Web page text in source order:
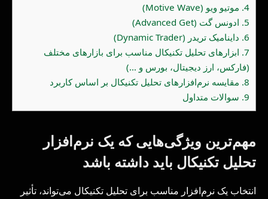
4. موتیو ویو (Motive Wave)
5. ادونس گت (Advanced Get)
6. داینامیک تریدر (Dynamic Trader)
7. ابزارهای تحلیل تکنیکال مناسب برای بازارهای مختلف
(فارکس، ارز دیجیتال، بورس و …)
8. مقایسه نرم‌افزارهای تحلیل تکنیکال بر اساس کاربرد
9. سوالات متداول
مهم‌ترین ویژگی‌هایی که یک نرم‌افزار
تحلیل تکنیکال باید داشته باشد
انتخاب یک نرم‌افزار مناسب برای تحلیل تکنیکال می‌تواند، تأثیر